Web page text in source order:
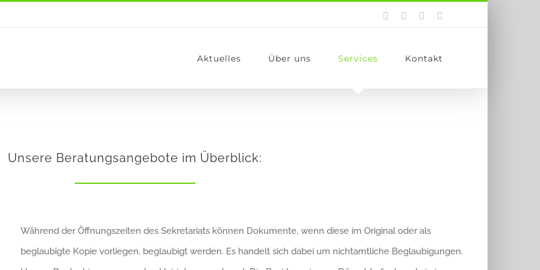
Facebook
TwitterInstagram
Mail
Aktuelles Über uns Services Kontakt
Unsere Beratungsangebote im Überblick:
Während der Öffnungszeiten des Sekretariats können Dokumente, wenn diese im Original oder als
beglaubigte Kopie vorliegen, beglaubigt werden. Es handelt sich dabei um nichtamtliche Beglaubigungen.